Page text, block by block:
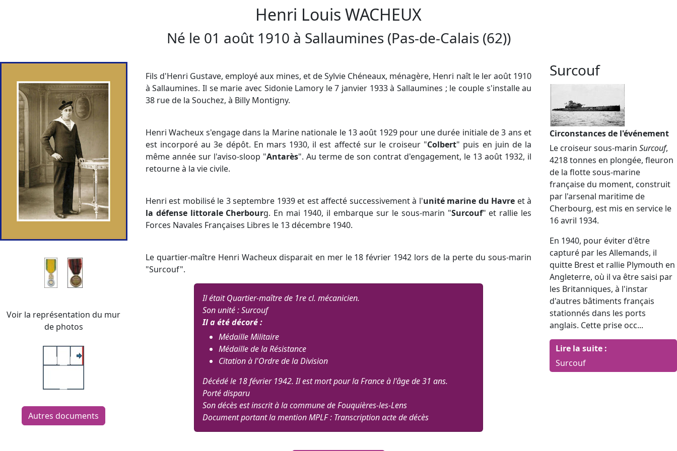
Henri Louis WACHEUX
Né le 01 août 1910 à Sallaumines (Pas-de-Calais (62))
Voir la représentation du mur
de photos
Autres documents
Surcouf
Circonstances de l'événement
Le croiseur sous-marin Surcouf,
4218 tonnes en plongée, fleuron
de la flotte sous-marine
française du moment, construit
par l'arsenal maritime de
Cherbourg, est mis en service le
16 avril 1934.
En 1940, pour éviter d'être
capturé par les Allemands, il
quitte Brest et rallie Plymouth en
Angleterre, où il va être saisi par
les Britanniques, à l'instar
d'autres bâtiments français
stationnés dans les ports
anglais. Cette prise occ...
Lire la suite :
Surcouf
Fils d'Henri Gustave, employé aux mines, et de Sylvie Chéneaux, ménagère, Henri naît le ler août 1910
à Sallaumines. Il se marie avec Sidonie Lamory le 7 janvier 1933 à Sallaumines ; le couple s'installe au
38 rue de la Souchez, à Billy Montigny.
Henri Wacheux s'engage dans la Marine nationale le 13 août 1929 pour une durée initiale de 3 ans et
est incorporé au 3e dépôt. En mars 1930, il est affecté sur le croiseur "Colbert" puis en juin de la
même année sur l'aviso-sloop "Antarès". Au terme de son contrat d'engagement, le 13 août 1932, il
retourne à la vie civile.
Henri est mobilisé le 3 septembre 1939 et est affecté successivement à l'unité marine du Havre et à
la défense littorale Cherbourg. En mai 1940, il embarque sur le sous-marin "Surcouf" et rallie les
Forces Navales Françaises Libres le 13 décembre 1940.
Le quartier-maître Henri Wacheux disparait en mer le 18 février 1942 lors de la perte du sous-marin
"Surcouf".
Il était Quartier-maître de 1re cl. mécanicien.
Son unité : Surcouf
Il a été décoré :
Médaille Militaire
Médaille de la Résistance
Citation à l'Ordre de la Division
Décédé le 18 février 1942. Il est mort pour la France à l'âge de 31 ans.
Porté disparu
Son décès est inscrit à la commune de Fouquières-les-Lens
Document portant la mention MPLF : Transcription acte de décès